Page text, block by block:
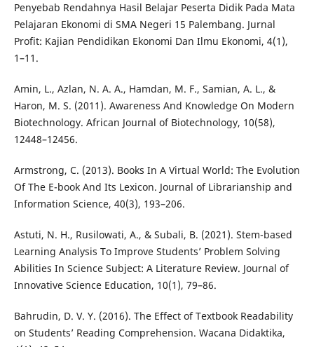
Penyebab Rendahnya Hasil Belajar Peserta Didik Pada Mata
Pelajaran Ekonomi di SMA Negeri 15 Palembang. Jurnal
Profit: Kajian Pendidikan Ekonomi Dan Ilmu Ekonomi, 4(1),
1–11.
Amin, L., Azlan, N. A. A., Hamdan, M. F., Samian, A. L., &
Haron, M. S. (2011). Awareness And Knowledge On Modern
Biotechnology. African Journal of Biotechnology, 10(58),
12448–12456.
Armstrong, C. (2013). Books In A Virtual World: The Evolution
Of The E-book And Its Lexicon. Journal of Librarianship and
Information Science, 40(3), 193–206.
Astuti, N. H., Rusilowati, A., & Subali, B. (2021). Stem-based
Learning Analysis To Improve Students’ Problem Solving
Abilities In Science Subject: A Literature Review. Journal of
Innovative Science Education, 10(1), 79–86.
Bahrudin, D. V. Y. (2016). The Effect of Textbook Readability
on Students’ Reading Comprehension. Wacana Didaktika,